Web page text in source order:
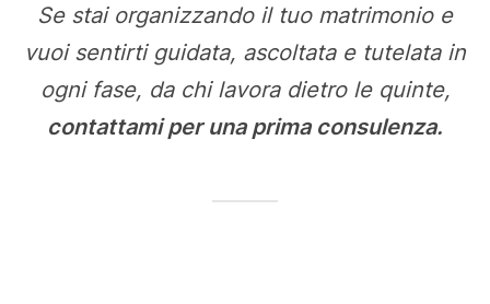
Se stai organizzando il tuo matrimonio e
vuoi sentirti guidata, ascoltata e tutelata in
ogni fase, da chi lavora dietro le quinte,
contattami per una prima consulenza.